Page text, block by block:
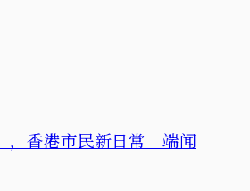
，香港市民新日常｜端闻